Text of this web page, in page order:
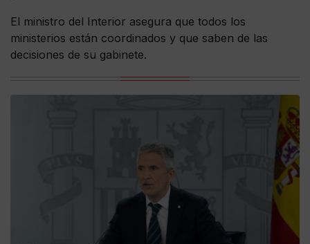
El ministro del Interior asegura que todos los
ministerios están coordinados y que saben de las
decisiones de su gabinete.